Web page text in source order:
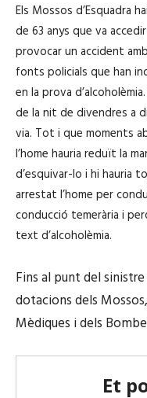
Els Mossos d’Esquadra
de 63 anys que va
provocar un accident
fonts policials que han
en la prova
de la nit de divendres a
via. Tot i que moments
l’home hauria reduït la
d’esquivar-lo i hi hauria
arrestat l’home per
conducció temerària i
text d’alcoholèmia.
Fins al punt del
dotacions dels
Mèdiques i dels